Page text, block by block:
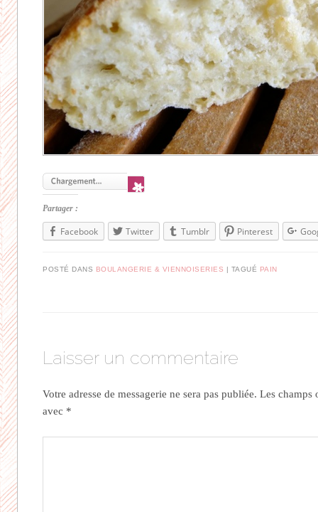
Partager :
Facebook Twitter Tumblr Pinterest
POSTÉ DANS BOULANGERIE & VIENNOISERIES | TAGUÉ PAIN
Laisser un commentaire
Votre adresse de messagerie ne sera pas publiée. Les champs
avec *